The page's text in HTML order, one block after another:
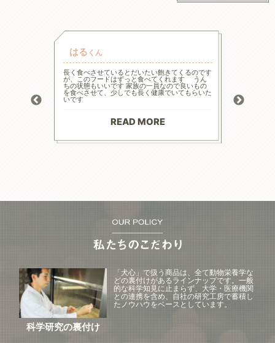
はる くん
長く食べさせているとだいたい飽きてくるのです
が、このフードはずっと食べてくれます うん
ちの状態もいいです 家族の一員なので良いもの
を食べさせて、少しでも長く健康でいてもらいた
いです
READ MORE
科学研究の裏付け
「犬心」で扱う商品は、全て動物栄養学な
どの裏付けがあるラインナップです。一般
的な科学知見に止まらず、大学・医療機関
との連携を含め、自社の研究工房で蓄積し
たノウハウをベースとしています。